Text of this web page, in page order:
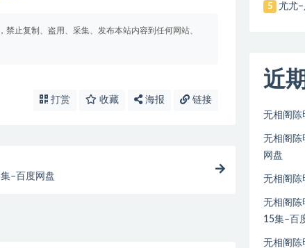
止复制、盗用、采集、发布本站内容到任何网站、
打赏 收藏 海报 链接
–百度网盘
5 尤尤
近
无相阁陈
无相阁陈
网盘
无相阁陈
无相阁陈
15集–百
无相阁陈